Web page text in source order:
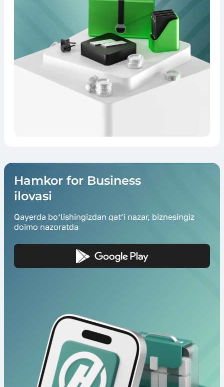
Hamkor for Business
ilovasi
Qayerda bo‘lishingizdan qat’i nazar, biznesingiz
doimo nazoratda